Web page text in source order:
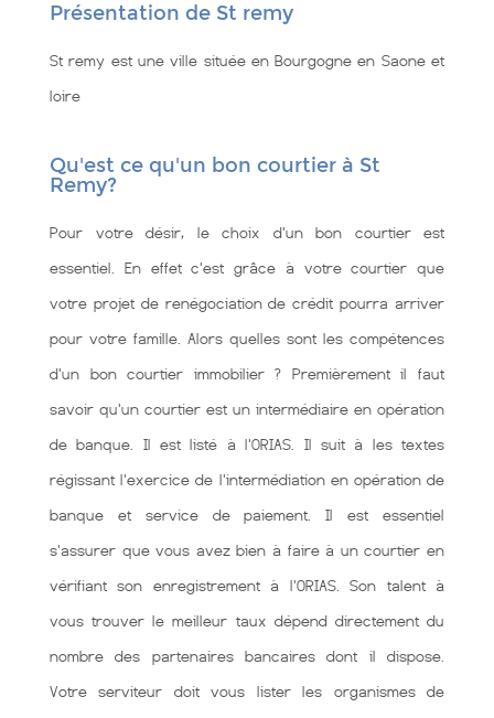
Présentation de St remy
St remy est une ville située en Bourgogne en Saone et
loire
Qu'est ce qu'un bon courtier à St
Remy?
Pour votre désir, le choix d'un bon courtier est
essentiel. En effet c'est grâce à votre courtier que
votre projet de renégociation de crédit pourra arriver
pour votre famille. Alors quelles sont les compétences
d'un bon courtier immobilier ? Premièrement il faut
savoir qu'un courtier est un intermédiaire en opération
de banque. Il est listé à l'ORIAS. Il suit à les textes
régissant l'exercice de l'intermédiation en opération de
banque et service de paiement. Il est essentiel
s'assurer que vous avez bien à faire à un courtier en
vérifiant son enregistrement à l'ORIAS. Son talent à
vous trouver le meilleur taux dépend directement du
nombre des partenaires bancaires dont il dispose.
Votre serviteur doit vous lister les organismes de